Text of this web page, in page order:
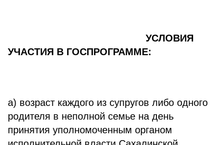
УСЛОВИЯ
УЧАСТИЯ В ГОСПРОГРАММЕ:
а) возраст каждого из супругов либо одного
родителя в неполной семье на день
принятия уполномоченным органом